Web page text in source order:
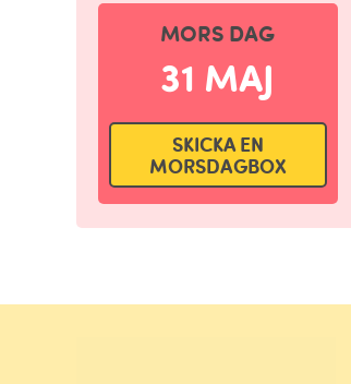
MORS DAG
31 MAJ
SKICKA EN
MORSDAGBOX